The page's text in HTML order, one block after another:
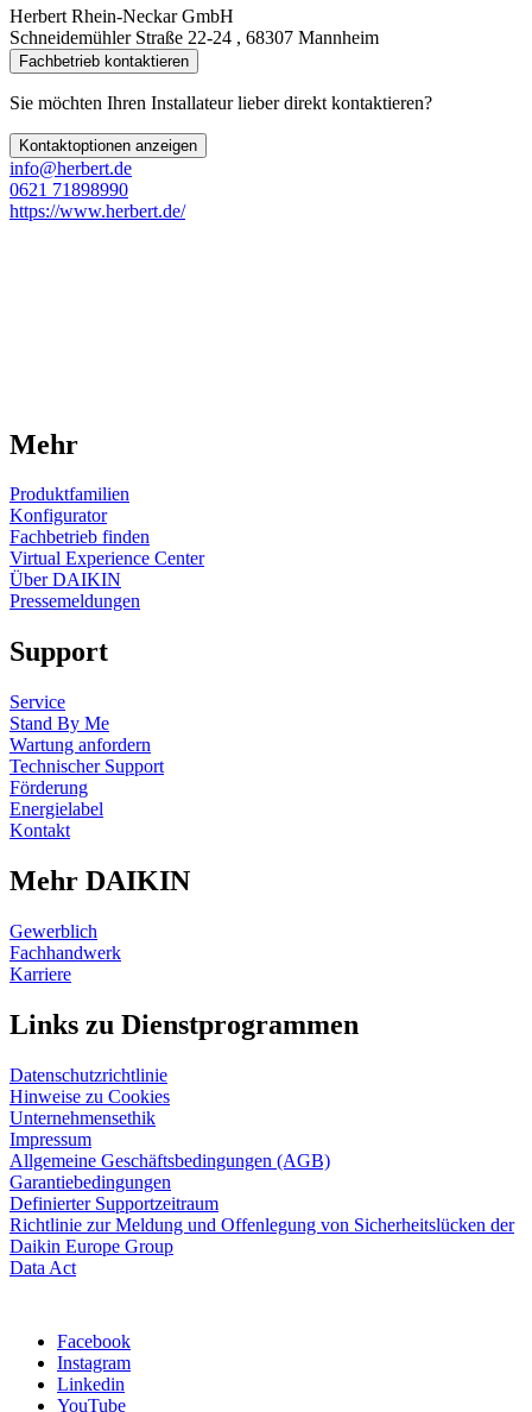
Herbert Rhein-Neckar GmbH
Schneidemühler Straße 22-24 , 68307 Mannheim
Fachbetrieb kontaktieren
Sie möchten Ihren Installateur lieber direkt kontaktieren?
Kontaktoptionen anzeigen
info@herbert.de
0621 71898990
https://www.herbert.de/
Mehr
Produktfamilien
Konfigurator
Fachbetrieb finden
Virtual Experience Center
Über DAIKIN
Pressemeldungen
Support
Service
Stand By Me
Wartung anfordern
Technischer Support
Förderung
Energielabel
Kontakt
Mehr DAIKIN
Gewerblich
Fachhandwerk
Karriere
Links zu Dienstprogrammen
Datenschutzrichtlinie
Hinweise zu Cookies
Unternehmensethik
Impressum
Allgemeine Geschäftsbedingungen (AGB)
Garantiebedingungen
Definierter Supportzeitraum
Richtlinie zur Meldung und Offenlegung von Sicherheitslücken der
Daikin Europe Group
Data Act
Facebook
Instagram
Linkedin
YouTube